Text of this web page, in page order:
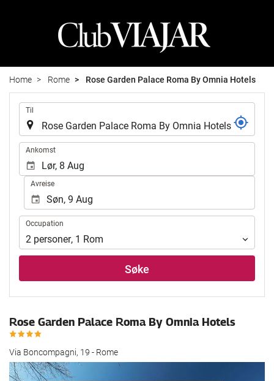
Home Rome Rose Garden Palace Roma By Omnia Hotels
Til
Ankomst
Avreise
Occupation
Occupation
2 personer, 1 Rom
Søke
Rose Garden Palace Roma By Omnia Hotels
Via Boncompagni, 19 - Rome